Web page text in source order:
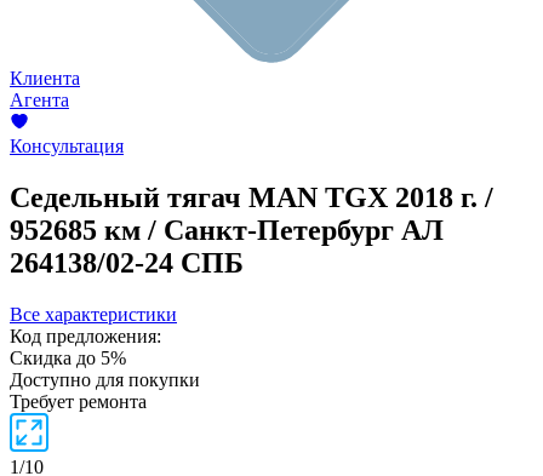
Клиента
Агента
Консультация
Седельный тягач MAN TGX 2018 г. /
952685 км / Санкт-Петербург АЛ
264138/02-24 СПБ
Все характеристики
Код предложения:
Скидка до 5%
Доступно для покупки
Требует ремонта
1/10